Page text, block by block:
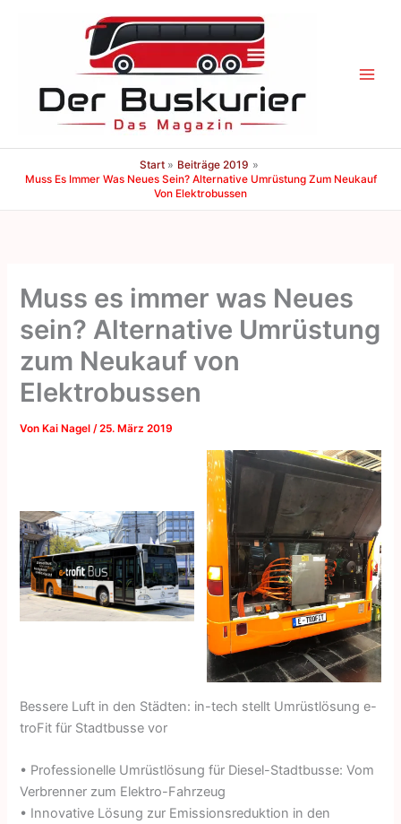
Start
Beiträge 2019
Muss Es Immer Was Neues Sein? Alternative Umrüstung Zum Neukauf
Von Elektrobussen
Muss es immer was Neues
sein? Alternative Umrüstung
zum Neukauf von
Elektrobussen
Von Kai Nagel/25. März 2019
Bessere Luft in den Städten: in-tech stellt Umrüstlösung e-
troFit für Stadtbusse vor
• Professionelle Umrüstlösung für Diesel-Stadtbusse: Vom
Verbrenner zum Elektro-Fahrzeug
• Innovative Lösung zur Emissionsreduktion in den